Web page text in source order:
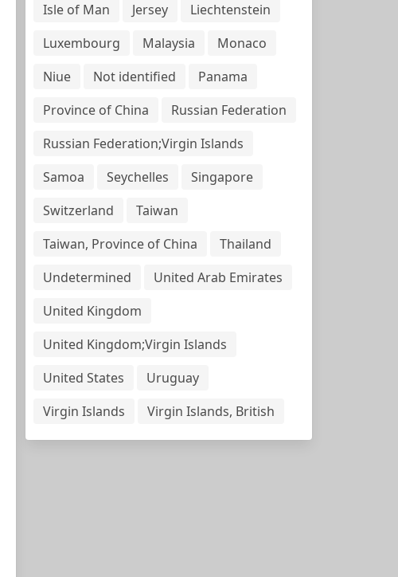
Isle of Man
Jersey
Liechtenstein
Luxembourg
Malaysia
Monaco
Niue
Not identified
Panama
Province of China
Russian Federation
Russian Federation;Virgin Islands
Samoa
Seychelles
Singapore
Switzerland
Taiwan
Taiwan, Province of China
Thailand
Undetermined
United Arab Emirates
United Kingdom
United Kingdom;Virgin Islands
United States
Uruguay
Virgin Islands
Virgin Islands, British